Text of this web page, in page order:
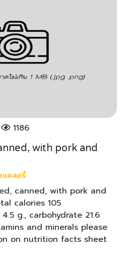
1186
with pork and
แคลอรี่
canned, with pork and
calories 105
g., carbohydrate 21.6
and minerals please
on nutrition facts sheet